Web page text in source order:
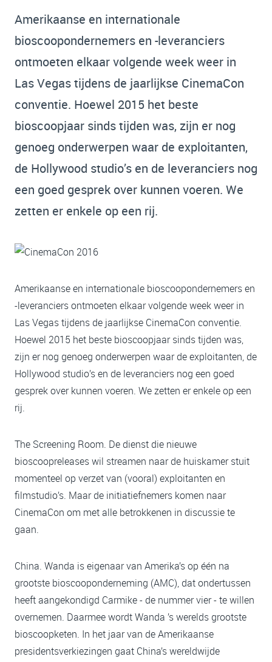
Amerikaanse en internationale
bioscoopondernemers en -leveranciers
ontmoeten elkaar volgende week weer in
Las Vegas tijdens de jaarlijkse CinemaCon
conventie. Hoewel 2015 het beste
bioscoopjaar sinds tijden was, zijn er nog
genoeg onderwerpen waar de exploitanten,
de Hollywood studio’s en de leveranciers nog
een goed gesprek over kunnen voeren. We
zetten er enkele op een rij.
Amerikaanse en internationale bioscoopondernemers en
-leveranciers ontmoeten elkaar volgende week weer in
Las Vegas tijdens de jaarlijkse CinemaCon conventie.
Hoewel 2015 het beste bioscoopjaar sinds tijden was,
zijn er nog genoeg onderwerpen waar de exploitanten, de
Hollywood studio’s en de leveranciers nog een goed
gesprek over kunnen voeren. We zetten er enkele op een
rij.
The Screening Room. De dienst die nieuwe
bioscoopreleases wil streamen naar de huiskamer stuit
momenteel op verzet van (vooral) exploitanten en
filmstudio’s. Maar de initiatiefnemers komen naar
CinemaCon om met alle betrokkenen in discussie te
gaan.
China. Wanda is eigenaar van Amerika’s op één na
grootste bioscooponderneming (AMC), dat ondertussen
heeft aangekondigd Carmike - de nummer vier - te willen
overnemen. Daarmee wordt Wanda ’s werelds grootste
bioscoopketen. In het jaar van de Amerikaanse
presidentsverkiezingen gaat China’s wereldwijde